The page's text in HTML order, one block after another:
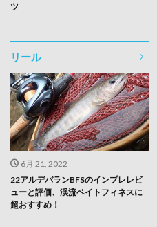
ツ
リール
6月 21, 2022
22アルデバランBFSのインプレレビ
ューと評価、渓流ベイトフィネスに
超おすすめ！